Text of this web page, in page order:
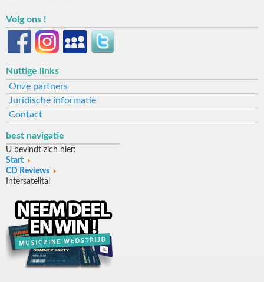
Volg ons !
Nuttige links
Onze partners
Juridische informatie
Contact
best navigatie
U bevindt zich hier:
Start
CD Reviews
Intersatelital